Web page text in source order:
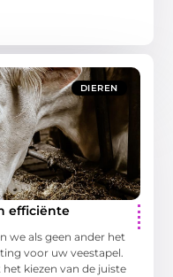
DIEREN
efficiënte
we als geen ander het
voor uw veestapel.
kiezen van de juiste